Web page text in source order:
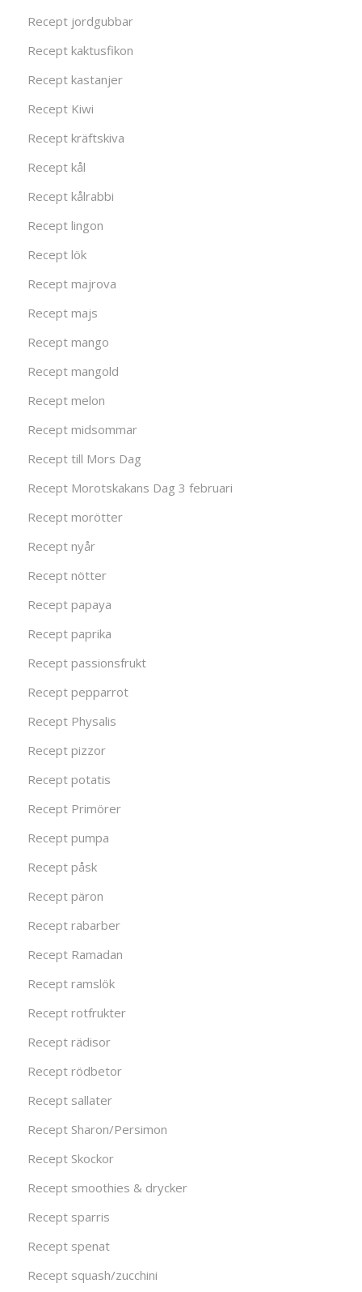
Recept jordgubbar
Recept kaktusfikon
Recept kastanjer
Recept Kiwi
Recept kräftskiva
Recept kål
Recept kålrabbi
Recept lingon
Recept lök
Recept majrova
Recept majs
Recept mango
Recept mangold
Recept melon
Recept midsommar
Recept till Mors Dag
Recept Morotskakans Dag 3 februari
Recept morötter
Recept nyår
Recept nötter
Recept papaya
Recept paprika
Recept passionsfrukt
Recept pepparrot
Recept Physalis
Recept pizzor
Recept potatis
Recept Primörer
Recept pumpa
Recept påsk
Recept päron
Recept rabarber
Recept Ramadan
Recept ramslök
Recept rotfrukter
Recept rädisor
Recept rödbetor
Recept sallater
Recept Sharon/Persimon
Recept Skockor
Recept smoothies & drycker
Recept sparris
Recept spenat
Recept squash/zucchini